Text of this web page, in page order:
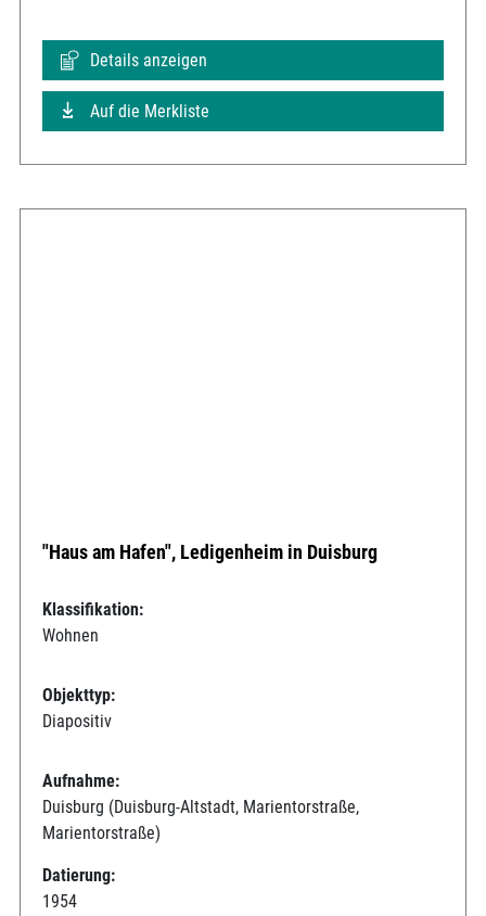
Details anzeigen
Auf die Merkliste
"Haus am Hafen", Ledigenheim in Duisburg
Klassifikation:
Wohnen
Objekttyp:
Diapositiv
Aufnahme:
Duisburg (Duisburg-Altstadt, Marientorstraße,
Marientorstraße)
Datierung:
1954